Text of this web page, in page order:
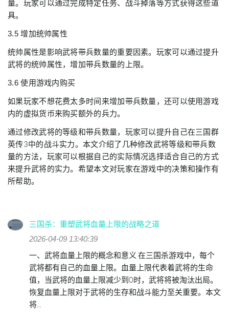
量。玩家可以通过完成特定任务、战斗掉落等方式获得这些道
具。
3.5 增加统帅属性
统帅属性是影响武将带兵数量的重要因素。玩家可以通过提升
武将的统帅属性，增加带兵数量的上限。
3.6 使用游戏内购买
如果玩家不想花费太多时间来增加带兵数量，还可以使用游戏
内的虚拟货币来购买额外的兵力。
通过修改武将的等级和带兵数量，玩家可以提升自己在三国群
英传3中的战斗实力。本文介绍了几种修改武将等级和带兵数
量的方法，玩家可以根据自己的实际情况选择适合自己的方式
来提升武将的实力。希望本文对玩家在游戏中的决策和操作有
所帮助。
三国杀：重塑武将血量上限的战略之道
2026-04-09 13:40:39
一、武将血量上限的概念和意义 在三国杀游戏中，每个
武将都有自己的血量上限。血量上限代表着武将的生命
值，当武将的血量上限减少到0时，武将将被淘汰出局。
恢复血量上限对于武将的生存和战斗能力至关重要。本文
将...